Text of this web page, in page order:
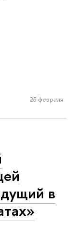
25 февраля
в